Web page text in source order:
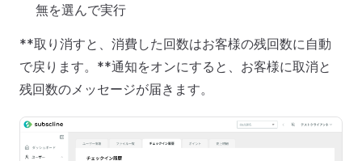
無を選んで実行
**取り消すと、消費した回数はお客様の残回数に自動
で戻ります。**通知をオンにすると、お客様に取消と
残回数のメッセージが届きます。